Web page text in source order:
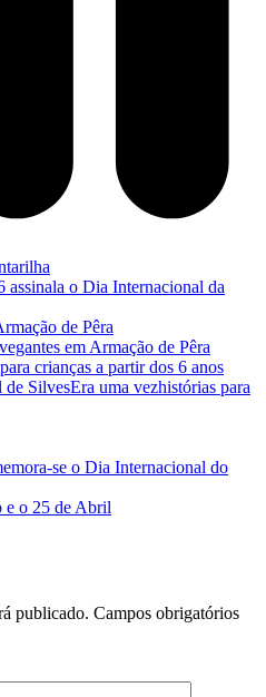
assinala o Dia Internacional da
de Pêra
em Armação de Pêra
crianças a partir dos 6 anos
SilvesEra uma vezhistórias para
se o Dia Internacional do
o 25 de Abril
publicado. Campos obrigatórios